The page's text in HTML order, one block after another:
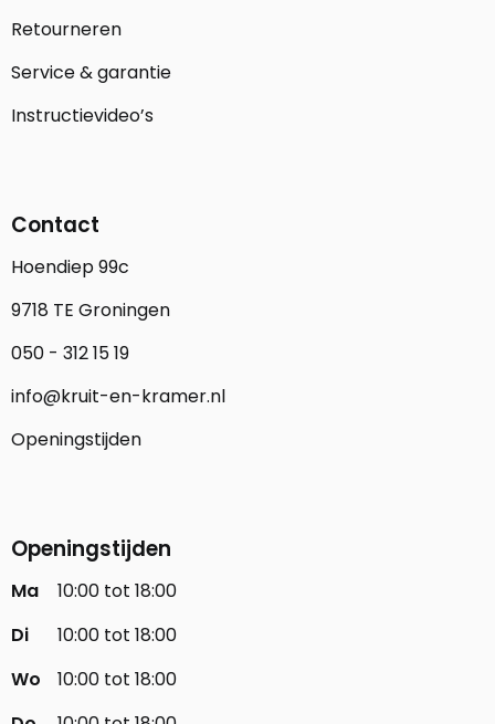
Retourneren
Service & garantie
Instructievideo’s
Contact
Hoendiep 99c
9718 TE Groningen
050 - 312 15 19
info@kruit-en-kramer.nl
Openingstijden
Openingstijden
Ma
10:00 tot 18:00
Di
10:00 tot 18:00
Wo
10:00 tot 18:00